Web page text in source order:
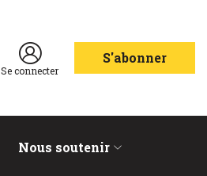
Se connecter
S'abonner
Nous soutenir